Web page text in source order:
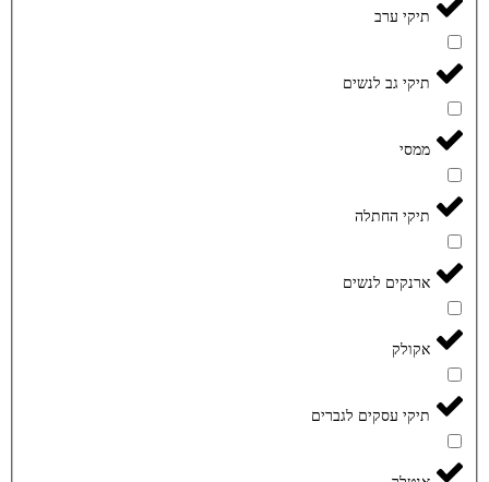
תיקי ערב
תיקי גב לנשים
ממסי
תיקי החתלה
ארנקים לנשים
אקולק
תיקי עסקים לגברים